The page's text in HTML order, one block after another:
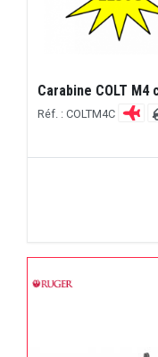
Carabine COLT M4
Réf. : COLTM4C